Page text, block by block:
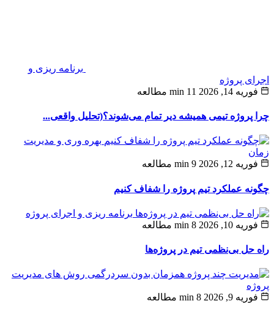
برنامه ریزی و
پروژه
14, 2026
11 min مطالعه
پروژه‌ تیمی همیشه دیر تمام می‌شوند؟(تحلیل واقعی...
بهره وری و مدیریت
12, 2026
9 min مطالعه
عملکرد تیم پروژه را شفاف کنیم
برنامه ریزی و اجرای پروژه
10, 2026
8 min مطالعه
حل بی‌نظمی تیم در پروژه‌ها
روش های مدیریت
9, 2026
8 min مطالعه